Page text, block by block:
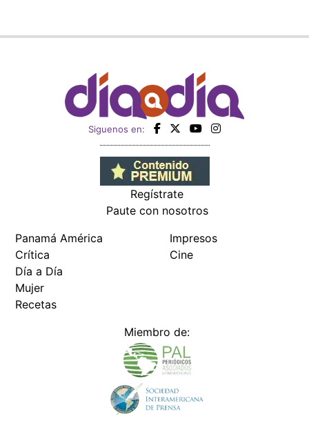
Siguenos en:
Regístrate
Paute con nosotros
Panamá América
Crítica
Día a Día
Mujer
Recetas
Impresos
Cine
Miembro de: